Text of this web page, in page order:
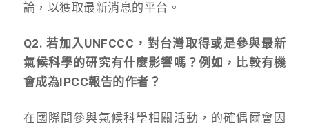
論，以獲取最新消息的平台。
Q2. 若加入UNFCCC，對台灣取得或是參與最新
氣候科學的研究有什麼影響嗎？例如，比較有機
會成為IPCC報告的作者？
在國際間參與氣候科學相關活動，的確偶爾會因